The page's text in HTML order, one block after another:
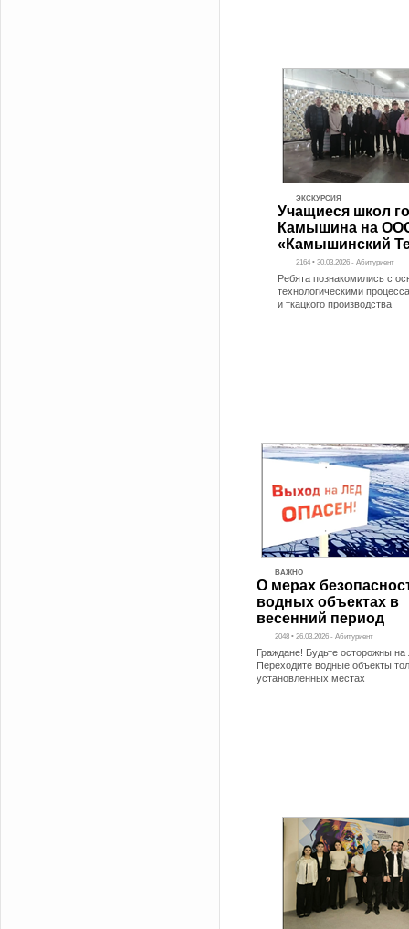
ЭКСКУРСИЯ
Учащиеся школ
Камышина на
«Камышинский
2164 • 30.03.2026 - Абитуриент
Ребята познакомились с
технологическими
и ткацкого производства
ВАЖНО
О мерах
водных объектах в
весенний период
2048 • 26.03.2026 - Абитуриент
Граждане! Будьте осторожны на
Переходите водные объекты
установленных местах